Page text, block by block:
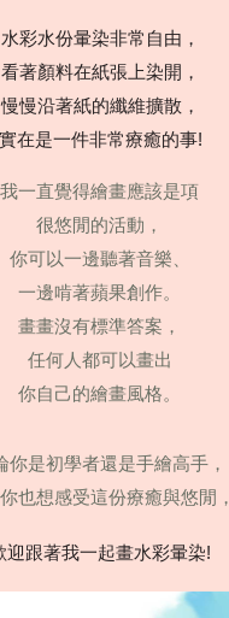
水彩水份暈染非常自由，
看著顏料在紙張上染開，
慢慢沿著紙的纖維擴散，
實在是一件非常療癒的事!
我一直覺得繪畫應該是項
很悠閒的活動，
你可以一邊聽著音樂、
一邊啃著蘋果創作。
畫畫沒有標準答案，
任何人都可以畫出
你自己的繪畫風格。
你是初學者還是手繪高手，
也想感受這份療癒與悠閒，
迎跟著我一起畫水彩暈染!